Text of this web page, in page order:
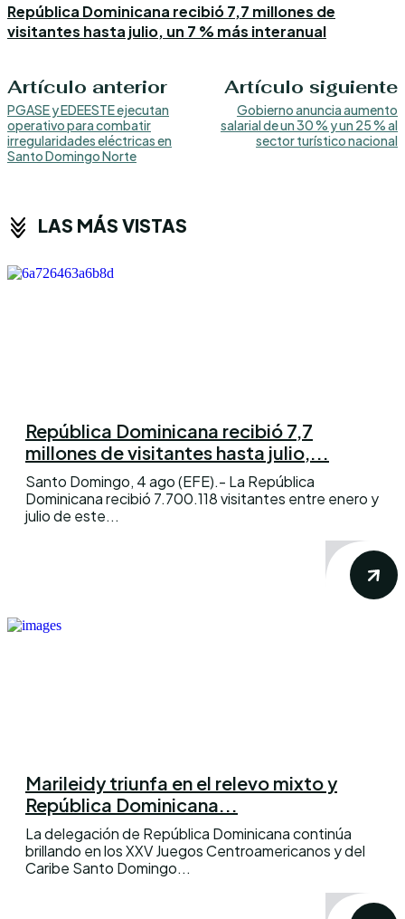
República Dominicana recibió 7,7 millones de
visitantes hasta julio, un 7 % más interanual
Artículo anterior
PGASE y EDEESTE ejecutan
operativo para combatir
irregularidades eléctricas en
Santo Domingo Norte
Artículo siguiente
Gobierno anuncia aumento
salarial de un 30 % y un 25 % al
sector turístico nacional
LAS MÁS VISTAS
República Dominicana recibió 7,7
millones de visitantes hasta julio,...
Santo Domingo, 4 ago (EFE).- La República
Dominicana recibió 7.700.118 visitantes entre enero y
julio de este...
Marileidy triunfa en el relevo mixto y
República Dominicana...
La delegación de República Dominicana continúa
brillando en los XXV Juegos Centroamericanos y del
Caribe Santo Domingo...